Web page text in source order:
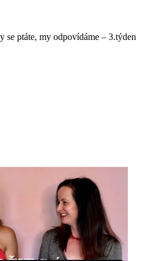
se ptáte, my odpovídáme – 3.týden